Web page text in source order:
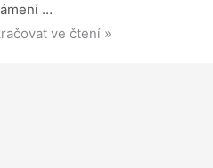
…
ve čtení »